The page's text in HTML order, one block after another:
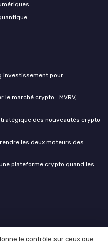
investissement pour
marché crypto : MVRV,
des nouveautés crypto
les deux moteurs des
plateforme crypto quand les
le contrôle sur ceux que